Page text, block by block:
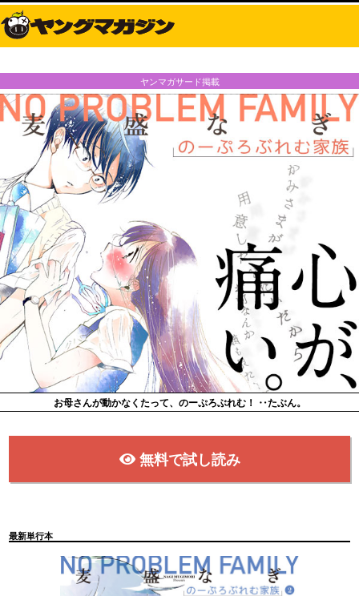
ヤンマガサード掲載
お母さんが動かなくたって、のーぷろぶれむ！ ‥たぶん。
無料で試し読み
最新単行本